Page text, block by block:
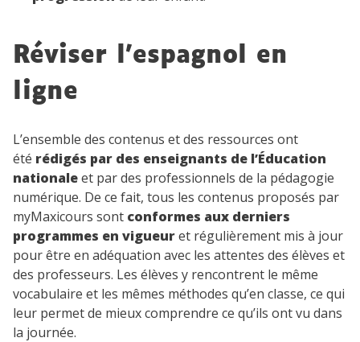
Réviser l’espagnol en
ligne
L’ensemble des contenus et des ressources ont
été rédigés par des enseignants de l’Éducation
nationaleet par des professionnels de la pédagogie
numérique. De ce fait, tous les contenus proposés par
myMaxicours sont conformes aux derniers
programmes en vigueuret régulièrement mis à jour
pour être en adéquation avec les attentes des élèves et
des professeurs. Les élèves y rencontrent le même
vocabulaire et les mêmes méthodes qu’en classe, ce qui
leur permet de mieux comprendre ce qu’ils ont vu dans
la journée.